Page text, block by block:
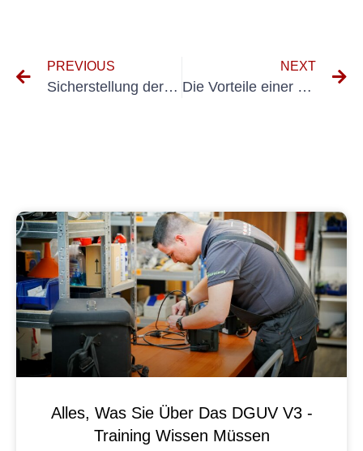
PREVIOUS
Sicherstellung der Einhaltung der DGUV V3-Regeln: Ein Leitfaden für Sicherheitsmanager
NEXT
Die Vorteile einer regelmäßigen UVV-Prüfung für die Wartung und Sicherheit von Baggern
Alles, Was Sie Über Das DGUV V3 -
Training Wissen Müssen